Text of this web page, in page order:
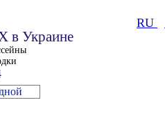
в Украине
RU